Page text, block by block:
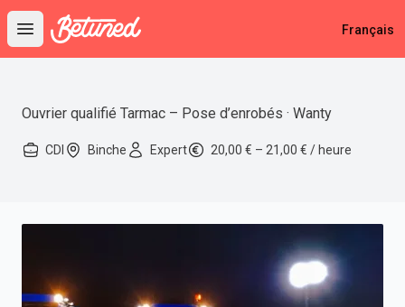
Open main menu
Betuned Français
Ouvrier qualifié Tarmac – Pose d’enrobés · Wanty
CDI Binche Expert 20,00 € – 21,00 € / heure